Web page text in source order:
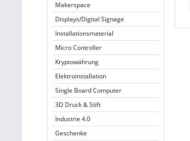
Makerspace
Displays/Digital Signage
Installationsmaterial
Micro Controller
Kryptowährung
Elektroinstallation
Single Board Computer
3D Druck & Stift
Industrie 4.0
Geschenke